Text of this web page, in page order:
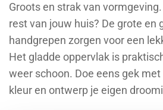
€ 296,90
Groots en strak van
rest van jouw huis? De grote en
handgrepen zorgen voor een
Het gladde oppervlak is
weer schoon. Doe eens gek met
kleur en ontwerp je eigen